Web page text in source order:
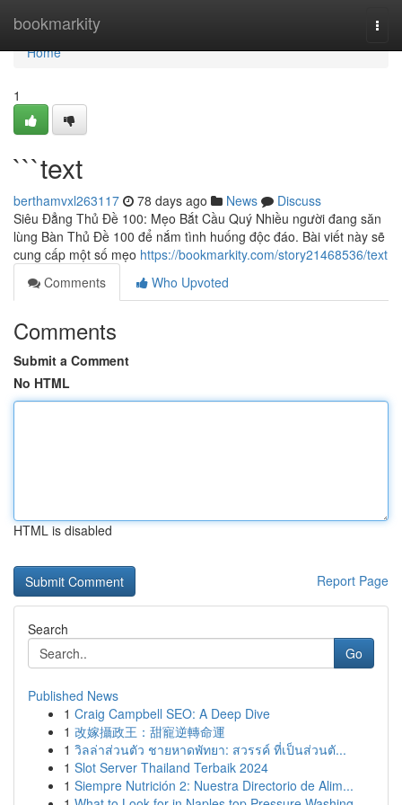
bookmarkity
Home
Home
1
```text
berthamvxl263117 78 days ago News
Discuss
Siêu Đẳng Thủ Đề 100: Mẹo Bắt Cầu Quý Nhiều người đang săn
lùng Bàn Thủ Đề 100 để nắm tình huống độc đáo. Bài viết này sẽ
cung cấp một số mẹo https://bookmarkity.com/story21468536/text
Comments
Who Upvoted
Comments
Submit a Comment
No HTML
HTML is disabled
Report Page
Search
Go
Published News
1 Craig Campbell SEO: A Deep Dive
1 改嫁攝政王：甜寵逆轉命運
1 วิลล่าส่วนตัว ชายหาดพัทยา: สวรรค์ ที่เป็นส่วนตั...
1 Slot Server Thailand Terbaik 2024
1 Siempre Nutrición 2: Nuestra Directorio de Alim...